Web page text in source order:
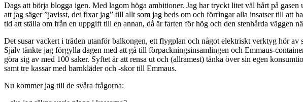
Dags att börja blogga igen. Med lagom höga ambitioner. Jag har tryckt litet väl hårt på
att jag säger ”javisst, det fixar jag” till allt som jag beds om och förringar alla insatser till att
tid att ställa om från en uppgift till en annan, då är farten för hög och den stenhårda väggen
Det susar vackert i träden utanför balkongen, ett flygplan och något elektriskt verktyg hör
Själv tänkte jag förgylla dagen med att gå till förpackningsinsamlingen och Emmaus-
göra sig av med 100 saker. Syftet är att rensa ut och (allramest) tänka över sin egen
samt tre kassar med barnkläder och -skor till Emmaus.
Nu kommer jag till de svåra frågorna: